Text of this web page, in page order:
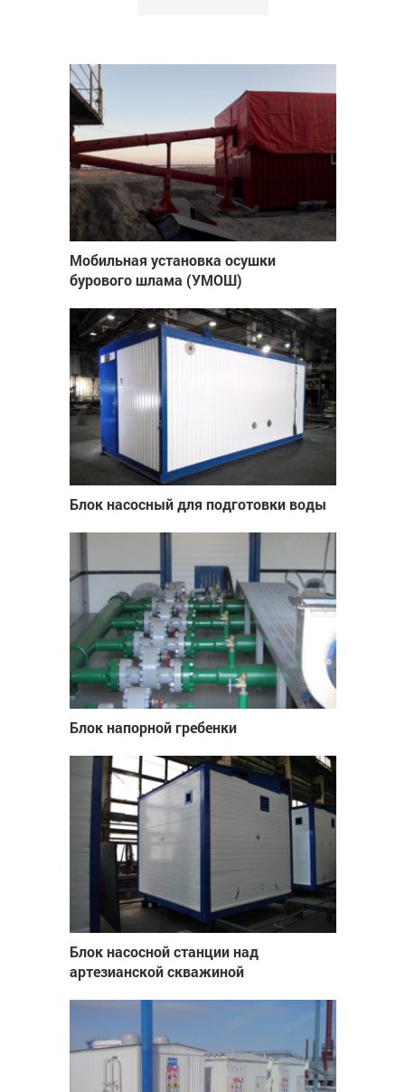
Мобильная установка осушки
бурового шлама (УМОШ)
Блок насосный для подготовки воды
Блок напорной гребенки
Блок насосной станции над
артезианской скважиной